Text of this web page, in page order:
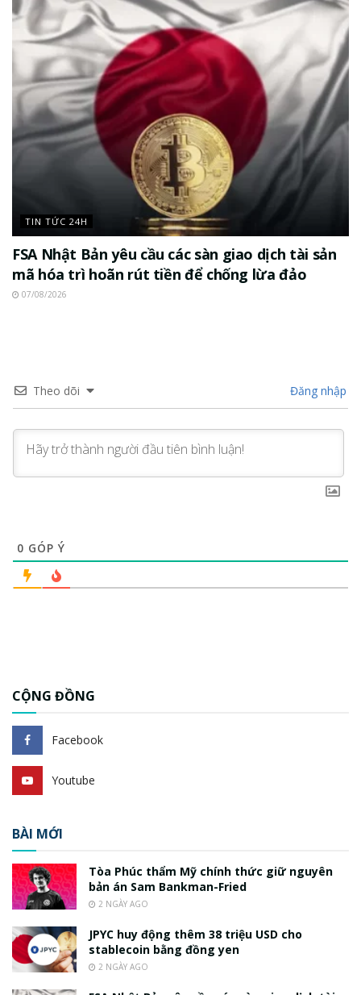
TIN TỨC 24H
FSA Nhật Bản yêu cầu các sàn giao dịch tài sản
mã hóa trì hoãn rút tiền để chống lừa đảo
07/08/2026
Theo dõi Đăng nhập
0 GÓP Ý
CỘNG ĐỒNG
Facebook
Youtube
BÀI MỚI
Tòa Phúc thẩm Mỹ chính thức giữ nguyên
bản án Sam Bankman-Fried
2 NGÀY AGO
JPYC huy động thêm 38 triệu USD cho
stablecoin bằng đồng yen
2 NGÀY AGO